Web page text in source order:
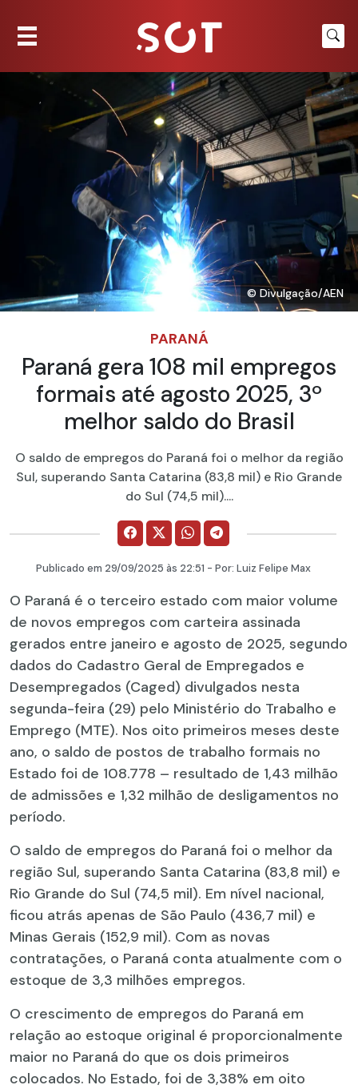
© Divulgação/AEN
PARANÁ
Paraná gera 108 mil empregos
formais até agosto 2025, 3º
melhor saldo do Brasil
O saldo de empregos do Paraná foi o melhor da região
Sul, superando Santa Catarina (83,8 mil) e Rio Grande
do Sul (74,5 mil)....
Publicado em 29/09/2025 às 22:51 - Por: Luiz Felipe Max
O Paraná é o terceiro estado com maior volume
de novos empregos com carteira assinada
gerados entre janeiro e agosto de 2025, segundo
dados do Cadastro Geral de Empregados e
Desempregados (Caged) divulgados nesta
segunda-feira (29) pelo Ministério do Trabalho e
Emprego (MTE). Nos oito primeiros meses deste
ano, o saldo de postos de trabalho formais no
Estado foi de 108.778 – resultado de 1,43 milhão
de admissões e 1,32 milhão de desligamentos no
período.
O saldo de empregos do Paraná foi o melhor da
região Sul, superando Santa Catarina (83,8 mil) e
Rio Grande do Sul (74,5 mil). Em nível nacional,
ficou atrás apenas de São Paulo (436,7 mil) e
Minas Gerais (152,9 mil). Com as novas
contratações, o Paraná conta atualmente com o
estoque de 3,3 milhões empregos.
O crescimento de empregos do Paraná em
relação ao estoque original é proporcionalmente
maior no Paraná do que os dois primeiros
colocados. No Estado, foi de 3,38% em oito